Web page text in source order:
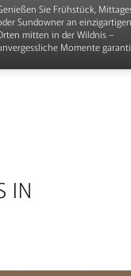
Sie Frühstück,
Sundowner an einzigartigen
mitten in der Wildnis –
Momente
IN